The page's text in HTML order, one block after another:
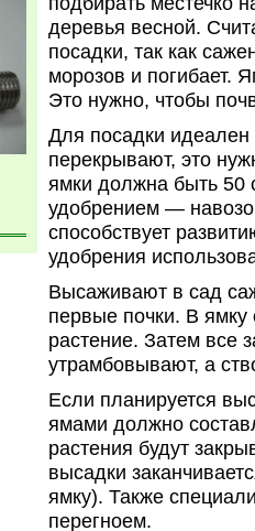
деревья весной.
посадки, так как
морозов и погибает.
Это нужно, чтобы
Для посадки идеален
перекрывают, это
ямки должна быть 50
удобрением —
способствует
удобрения
Высаживают в сад
первые почки. В
растение. Затем все
утрамбовывают, а
Если планируется
ямами должно
растения будут
высадки
ямку). Также
перегноем.